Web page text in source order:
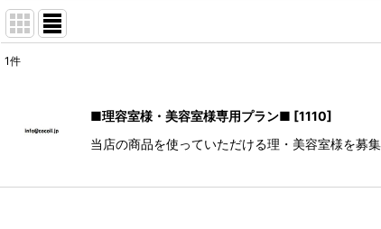
並び順:
1件
■理容室様・美容室様専用プラン■ [1110]
当店の商品を使っていただける理・美容室様を募